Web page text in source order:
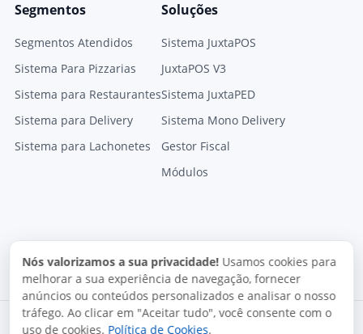
Segmentos
Segmentos Atendidos
Sistema Para Pizzarias
Sistema para Restaurantes
Sistema para Delivery
Sistema para Lachonetes
Soluções
Sistema JuxtaPOS
JuxtaPOS V3
Sistema JuxtaPED
Sistema Mono Delivery
Gestor Fiscal
Módulos
Nós valorizamos a sua privacidade! Usamos cookies para
melhorar a sua experiência de navegação, fornecer
anúncios ou conteúdos personalizados e analisar o nosso
tráfego. Ao clicar em "Aceitar tudo", você consente com o
uso de cookies. Política de Cookies.